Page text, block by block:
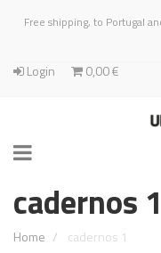
Free shipping, to Portugal
Login 0,00 €
Toggle
cadernos 1
Home cadernos 1